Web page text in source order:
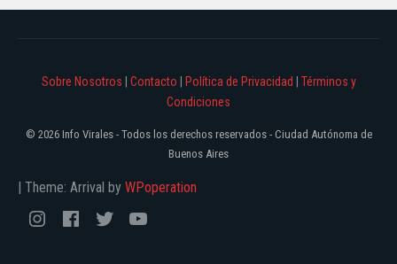
Sobre Nosotros Contacto Política de Privacidad
Términos y
Condiciones
© 2026 Info Virales - Todos los derechos reservados - Ciudad Autónoma de
Buenos Aires
| Theme: Arrival by WPoperation